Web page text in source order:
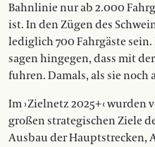
Bahnlinie nur ab 2.000
ist. In den Zügen des
lediglich 700 Fahrgäste
sagen hingegen, dass mit
fuhren. Damals, als sie noch
Im › Zielnetz 2025+ ‹
großen strategischen Ziele
Ausbau der Hauptstrecken,